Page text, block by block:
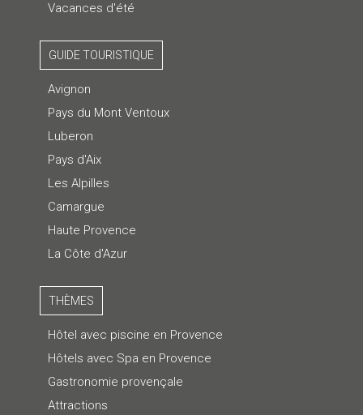
Vacances d'été
GUIDE TOURISTIQUE
Avignon
Pays du Mont Ventoux
Luberon
Pays d'Aix
Les Alpilles
Camargue
Haute Provence
La Côte d'Azur
THÈMES
Hôtel avec piscine en Provence
Hôtels avec Spa en Provence
Gastronomie provençale
Attractions